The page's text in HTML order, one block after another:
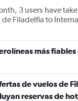
3 users have
Filadelfia to
más
de vuelos de
reservas de